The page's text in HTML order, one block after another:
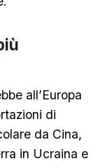
all’Europa
di
da Cina,
in Ucraina e